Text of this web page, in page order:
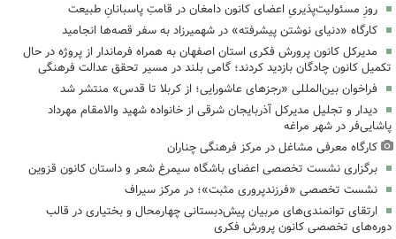
روزِ مسئولیت‌پذیریِ اعضای کانون دامغان در قامتِ پاسبانانِ طبیعت
کارگاه «دنیای نوشتن پیشرفته» در شهمیرزاد به سفر قصه‌ها انجامید
مدیرکل کانون پرورش فکری استان اصفهان به همراه فرماندار از پروژه در حال
تکمیل کانون چادگان بازدید کردند؛ گامی بلند در مسیر تحقق عدالت فرهنگی
فراخوان بین‌المللی «رجزهای عاشورایی؛ از کربلا تا قدس» منتشر شد
دیدار و تجلیل مدیرکل آذربایجان شرقی از خانواده شهید والامقام مهرداد
پاشایی‌فر در شهر مراغه
کارگاه معرفی مشاغل در مرکز فرهنگی چناران
برگزاری نشست تخصصی اعضای باشگاه سیمرغ شعر و داستان کانون قزوین
نشست تخصصی «فرزندپروری مثبت»؛ در مرکز سیراف
ارتقای توانمندی‌های مربیان پیش‌دبستانی چهارمحال و بختیاری در قالب
دوره‌های تخصصی کانون پرورش فکری